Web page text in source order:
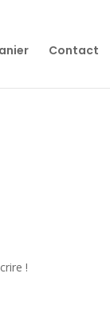
Contact
!